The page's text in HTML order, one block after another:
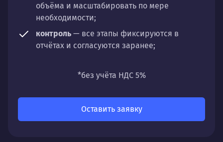
объёма и масштабировать по мере
необходимости;
контроль — все этапы фиксируются в
отчётах и согласуются заранее;
направлений: стратегии, настройки,
*без учёта НДС 5%
Оставить заявку